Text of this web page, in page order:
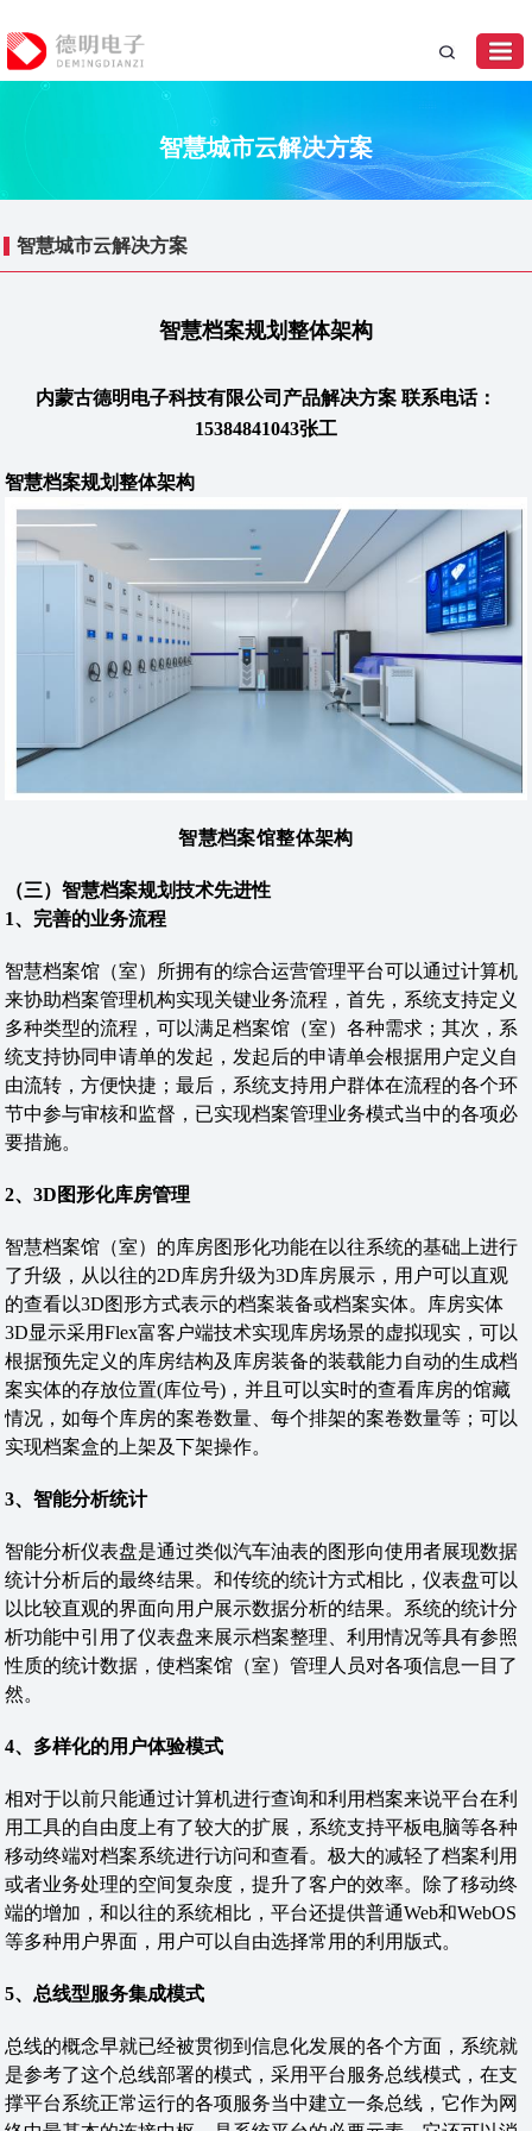
智慧城市云解决方案
智慧城市云解决方案
智慧档案规划整体架构
内蒙古德明电子科技有限公司产品解决方案 联系电话：
15384841043张工
智慧档案规划整体架构
智慧档案馆整体架构
（三）智慧档案规划技术先进性
1、完善的业务流程
智慧档案馆（室）所拥有的综合运营管理平台可以通过计算机
来协助档案管理机构实现关键业务流程，首先，系统支持定义
多种类型的流程，可以满足档案馆（室）各种需求；其次，系
统支持协同申请单的发起，发起后的申请单会根据用户定义自
由流转，方便快捷；最后，系统支持用户群体在流程的各个环
节中参与审核和监督，已实现档案管理业务模式当中的各项必
要措施。
2、3D 图形化库房管理
智慧档案馆（室）的库房图形化功能在以往系统的基础上进行
了升级，从以往的2D库房升级为3D库房展示，用户可以直观
的查看以3D图形方式表示的档案装备或档案实体。库房实体
3D显示采用Flex富客户端技术实现库房场景的虚拟现实，可以
根据预先定义的库房结构及库房装备的装载能力自动的生成档
案实体的存放位置(库位号)，并且可以实时的查看库房的馆藏
情况，如每个库房的案卷数量、每个排架的案卷数量等；可以
实现档案盒的上架及下架操作。
3、智能分析统计
智能分析仪表盘是通过类似汽车油表的图形向使用者展现数据
统计分析后的最终结果。和传统的统计方式相比，仪表盘可以
以比较直观的界面向用户展示数据分析的结果。系统的统计分
析功能中引用了仪表盘来展示档案整理、利用情况等具有参照
性质的统计数据，使档案馆（室）管理人员对各项信息一目了
然。
4、多样化的用户体验模式
相对于以前只能通过计算机进行查询和利用档案来说平台在利
用工具的自由度上有了较大的扩展，系统支持平板电脑等各种
移动终端对档案系统进行访问和查看。极大的减轻了档案利用
或者业务处理的空间复杂度，提升了客户的效率。除了移动终
端的增加，和以往的系统相比，平台还提供普通Web和WebOS
等多种用户界面，用户可以自由选择常用的利用版式。
5、总线型服务集成模式
总线的概念早就已经被贯彻到信息化发展的各个方面，系统就
是参考了这个总线部署的模式，采用平台服务总线模式，在支
撑平台系统正常运行的各项服务当中建立一条总线，它作为网